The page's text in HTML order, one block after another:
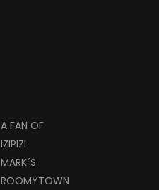
A FAN OF
IZIPIZI
MARK´S
ROOMYTOWN